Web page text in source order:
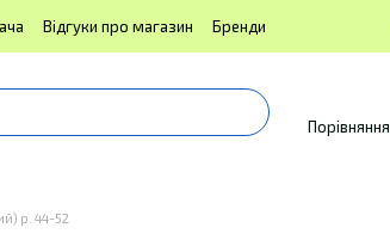
Відгуки про магазин
Бренди
Порівняння
р. 44-52